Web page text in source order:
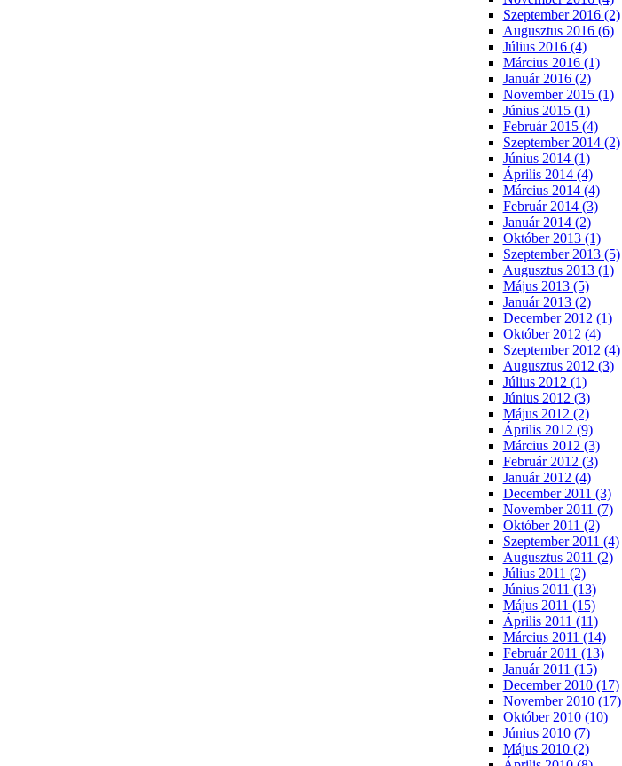
Szeptember 2016 (2)
Augusztus 2016 (6)
Július 2016 (4)
Március 2016 (1)
Január 2016 (2)
November 2015 (1)
Június 2015 (1)
Február 2015 (4)
Szeptember 2014 (2)
Június 2014 (1)
Április 2014 (4)
Március 2014 (4)
Február 2014 (3)
Január 2014 (2)
Október 2013 (1)
Szeptember 2013 (5)
Augusztus 2013 (1)
Május 2013 (5)
Január 2013 (2)
December 2012 (1)
Október 2012 (4)
Szeptember 2012 (4)
Augusztus 2012 (3)
Július 2012 (1)
Június 2012 (3)
Május 2012 (2)
Április 2012 (9)
Március 2012 (3)
Február 2012 (3)
Január 2012 (4)
December 2011 (3)
November 2011 (7)
Október 2011 (2)
Szeptember 2011 (4)
Augusztus 2011 (2)
Július 2011 (2)
Június 2011 (13)
Május 2011 (15)
Április 2011 (11)
Március 2011 (14)
Február 2011 (13)
Január 2011 (15)
December 2010 (17)
November 2010 (17)
Október 2010 (10)
Június 2010 (7)
Május 2010 (2)